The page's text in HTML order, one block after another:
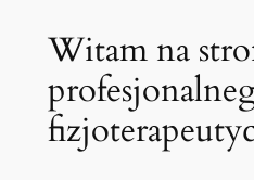
Witam na